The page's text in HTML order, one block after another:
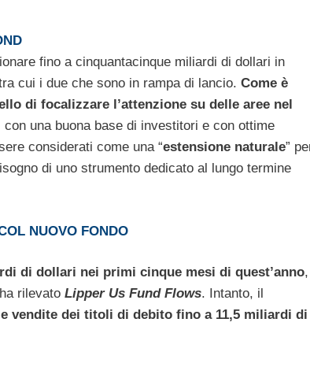
fino a cinquantacinque miliardi di dollari in
cui i due che sono in rampa di lancio. Come è
di focalizzare l’attenzione su delle aree nel
con una buona base di investitori e con ottime
considerati come una “estensione naturale”
di uno strumento dedicato al lungo termine
NUOVO FONDO
di dollari nei primi cinque mesi di quest’anno,
rilevato Lipper Us Fund Flows. Intanto, il
vendite dei titoli di debito fino a 11,5 miliardi di